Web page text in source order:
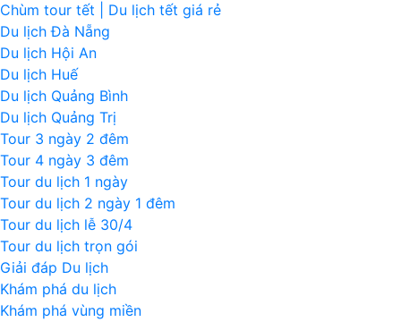
Chùm tour tết | Du lịch tết giá rẻ
Du lịch Đà Nẵng
Du lịch Hội An
Du lịch Huế
Du lịch Quảng Bình
Du lịch Quảng Trị
Tour 3 ngày 2 đêm
Tour 4 ngày 3 đêm
Tour du lịch 1 ngày
Tour du lịch 2 ngày 1 đêm
Tour du lịch lễ 30/4
Tour du lịch trọn gói
Giải đáp Du lịch
Khám phá du lịch
Khám phá vùng miền